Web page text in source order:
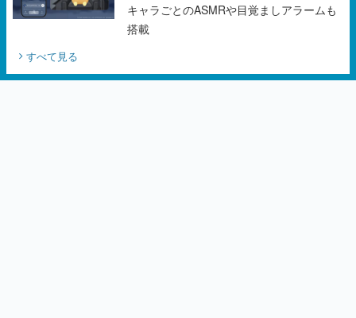
キャラごとのASMRや目覚ましアラームも
搭載
すべて見る